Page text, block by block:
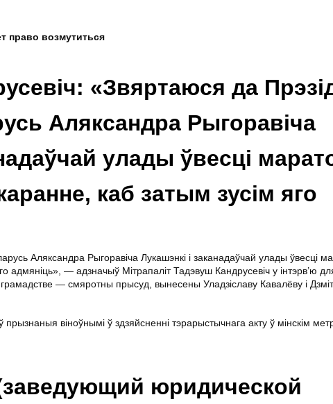
право возмутиться
«Звяртаюся да
Аляксандра Рыгоравіча
улады ўвесці
каб затым зусім яго
Аляксандра Рыгоравіча Лукашэнкі і заканадаўчай улады ўвесці
адмяніць», — адзначыў Мітрапаліт Тадэвуш Кандрусевіч у інтэрв’ю
— смяротны прысуд, вынесены Уладзіславу Кавалёву і
віноўнымі ў здзяйсненні тэрарыстычнага акту ў мінскім
юридической